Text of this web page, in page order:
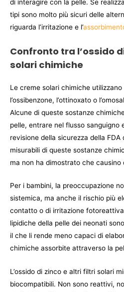
di interagire con la pelle. Se
tipi sono molto più sicuri delle
riguarda l’irritazione e l’
Confronto tra l’ossido
solari chimiche
Le creme solari chimiche
l’ossibenzone, l’ottinoxato o
Alcune di queste sostanze
pelle, entrare nel flusso sanguigno
revisione della sicurezza della
misurabili di queste sostanze
ma non ha dimostrato che causino
Per i bambini, la preoccupazione
sistemica, ma anche il rischio più
contatto o di irritazione
lipidiche della pelle dei neonati
il che li rende meno capaci di
chimiche assorbite attraverso la
L’ossido di zinco e altri filtri solari
biocompatibili. Non sono reattivi,